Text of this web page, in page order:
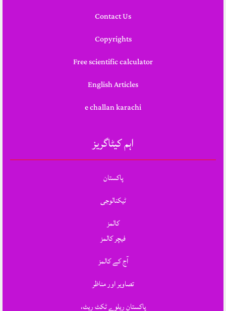
Contact Us
Copyrights
Free scientific calculator
English Articles
e challan karachi
اہم کیٹاگریز
پاکستان
ٹیکنالوجی
کالمز
فیچر کالمز
آج کے کالمز
تصاویر اور مناظر
پاکستان ریلوے ٹکٹ ریٹ،